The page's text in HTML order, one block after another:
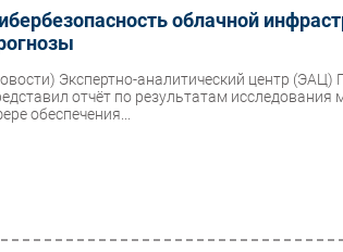
облачной
Экспертно-аналитический центр (ЭАЦ)
отчёт по результатам исследования
обеспечения...